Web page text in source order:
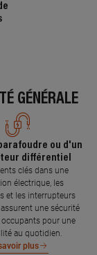
GÉNÉRALE
ou d'un
différentiel
clés dans une
électrique, les
et les interrupteurs
une sécurité
pour une
au quotidien.
plus